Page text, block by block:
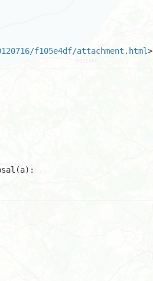
f105e4df/attachment.html>